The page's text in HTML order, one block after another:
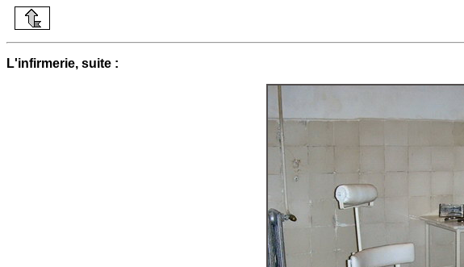
L'infirmerie, suite :